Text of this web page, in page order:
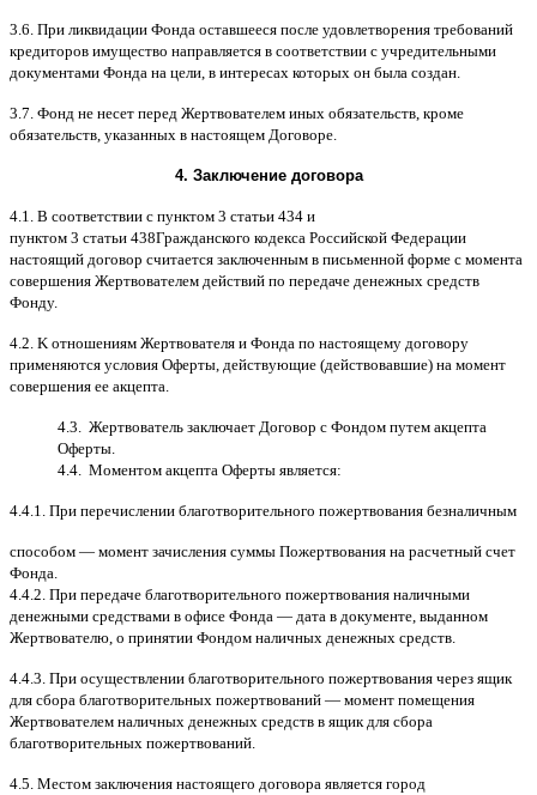
3.6. При ликвидации Фонда оставшееся после удовлетворения требований
кредиторов имущество направляется в соответствии с учредительными
документами Фонда на цели, в интересах которых он была создан.
3.7. Фонд не несет перед Жертвователем иных обязательств, кроме
обязательств, указанных в настоящем Договоре.
4. Заключение договора
4.1. B соответствии с пунктом 3 статьи 434 и
пунктом 3 статьи 438Гражданского кодекса Российской Федерации
настоящий договор считается заключенным в письменной форме c момента
совершения Жертвователем действий по передаче денежных средств
Фонду.
4.2. K отношениям Жертвователя и Фонда по настоящему договору
применяются условия Оферты, действующие (действовавшие) на момент
совершения ее акцепта.
4.3. Жертвователь заключает Договор c Фондом путем акцепта
Оферты.
4.4. Моментом акцепта Оферты является:
4.4.1. При перечислении благотворительного пожертвования безналичным
способом — момент зачисления суммы Пожертвования на расчетный счет
Фонда.
4.4.2. При передаче благотворительного пожертвования наличными
денежными средствами в офисе Фонда — дата в документе, выданном
Жертвователю, o принятии Фондом наличных денежных средств.
4.4.3. При осуществлении благотворительного пожертвования через ящик
для сбора благотворительных пожертвований — момент помещения
Жертвователем наличных денежных средств в ящик для сбора
благотворительных пожертвований.
4.5. Местом заключения настоящего договора является город